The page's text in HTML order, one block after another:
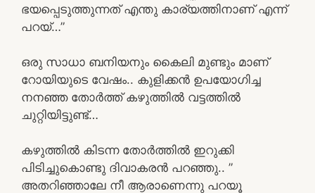
ഭയപ്പെടുത്തുന്നത് എന്തു കാര്യത്തിനാണ് എന്ന്
പറയ്…”
ഒരു സാധാ ബനിയനും കൈലി മുണ്ടും മാണ്
റോയിയുടെ വേഷം.. കുളിക്കൻ ഉപയോഗിച്ച
നനഞ്ഞ തോർത്ത്‌ കഴുത്തിൽ വട്ടത്തിൽ
ചുറ്റിയിട്ടുണ്ട്…
കഴുത്തിൽ കിടന്ന തോർത്തിൽ ഇറുക്കി
പിടിച്ചുകൊണ്ടു ദിവാകരൻ പറഞ്ഞു.. ”
അതറിഞ്ഞാലേ നീ ആരാണെന്നു പറയൂ